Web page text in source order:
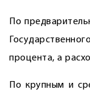
По
процента, а
По крупным и